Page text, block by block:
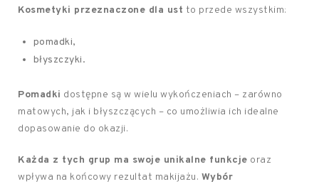
Kosmetyki przeznaczone dla ust to przede wszystkim:
pomadki,
błyszczyki.
Pomadki dostępne są w wielu wykończeniach – zarówno
matowych, jak i błyszczących – co umożliwia ich idealne
dopasowanie do okazji.
Każda z tych grup ma swoje unikalne funkcje oraz
wpływa na końcowy rezultat makijażu. Wybór